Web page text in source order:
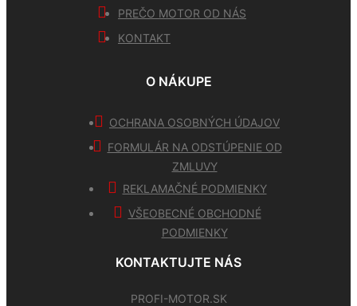
PREČO MOTOR OD NÁS
KONTAKT
O NÁKUPE
OCHRANA OSOBNÝCH ÚDAJOV
FORMULÁR NA ODSTÚPENIE OD
ZMLUVY
REKLAMAČNÉ PODMIENKY
VŠEOBECNÉ OBCHODNÉ
PODMIENKY
KONTAKTUJTE NÁS
PROFI-MOTOR.SK